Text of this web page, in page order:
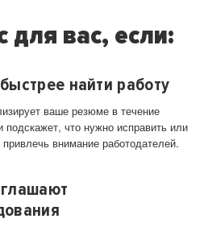
для вас, если:
найти работу
ваше резюме в течение
подскажет, что нужно исправить или
внимание работодателей.